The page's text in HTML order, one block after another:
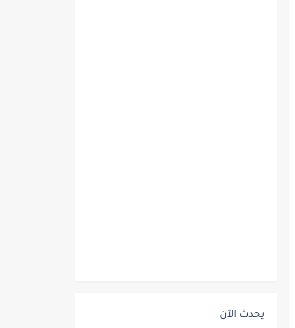
يحدث الآن